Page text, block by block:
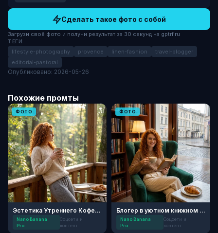
Сделать такое фото с собой
Загрузи своё фото и получи результат за 30 секунд на gptrf.ru
ТЕГИ
lifestyle-photography provence linen-fashion
travel-blogger
editorial-pastoral
Опубликовано: 2026-05-26
Похожие промты
ФОТО
Эстетика Утреннего Кофе в Домике на Дереве
Nano Banana
Pro
Соцсети и
контент
ФОТО
Блогер в уютном книжном кафе
Nano Banana
Pro
Соцсети и
контент